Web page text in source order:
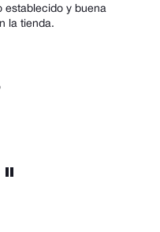
establecido y buena
la tienda.